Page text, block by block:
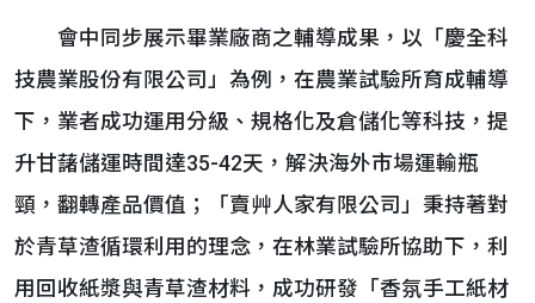
會中同步展示畢業廠商之輔導成果，以「慶全科
技農業股份有限公司」為例，在農業試驗所育成輔導
下，業者成功運用分級、規格化及倉儲化等科技，提
升甘藷儲運時間達35-42天，解決海外市場運輸瓶
頸，翻轉產品價值；「賣艸人家有限公司」秉持著對
於青草渣循環利用的理念，在林業試驗所協助下，利
用回收紙漿與青草渣材料，成功研發「香氛手工紙材